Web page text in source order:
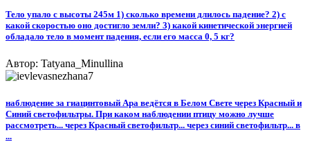
Тело упало с высоты 245м 1) сколько времени длилось падение? 2) с
какой скоростью оно достигло земли? 3) какой кинетической энергией
обладало тело в момент падения, если его масса 0, 5 кг?
Автор: Tatyana_Minullina
наблюдение за гиацинтовый Ара ведётся в Белом Свете через Красный и
Синий светофильтры. При каком наблюдении птицу можно лучше
рассмотреть... через Красный светофильтр... через синий светофильтр... в
...